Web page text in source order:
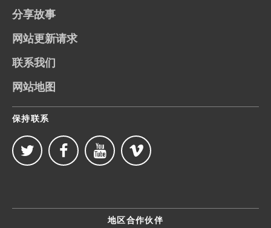
分享故事
网站更新请求
联系我们
网站地图
保持联系
地区合作伙伴